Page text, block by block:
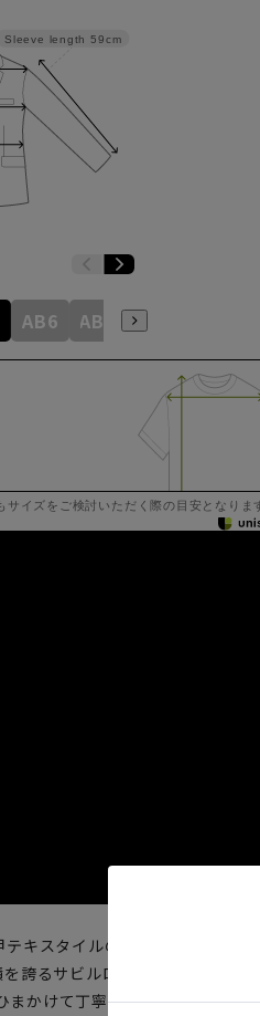
Sleeve length 59cm
AB6 AB7 AB8
サイズをご検討いただく際の目安となりま
キスタイルの『AQUA WOOL』
誇るサビルロウスーツが信頼の
かけて丁寧に仕上げられている